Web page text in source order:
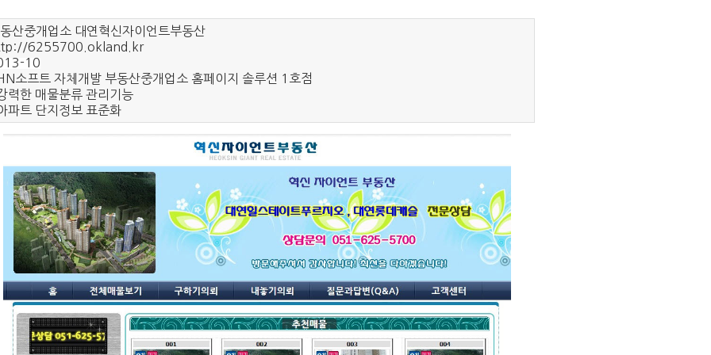
산중개업소 대연혁신자이언트부동산
6255700.okland.kr
10
소프트 자체개발 부동산중개업소 홈페이지 솔루션 1호점
력한 매물분류 관리기능
파트 단지정보 표준화